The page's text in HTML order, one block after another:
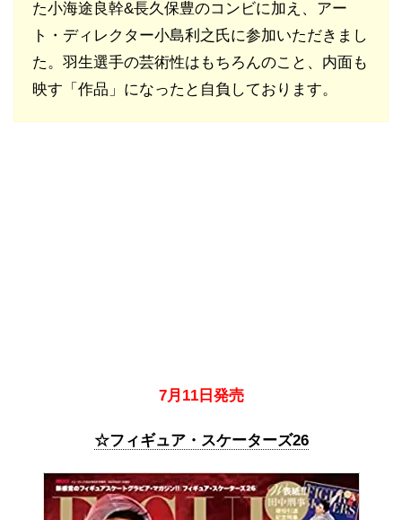
た小海途良幹&長久保豊のコンビに加え、アー
ト・ディレクター小島利之氏に参加いただきまし
た。羽生選手の芸術性はもちろんのこと、内面も
映す「作品」になったと自負しております。
7月11日発売
☆フィギュア・スケーターズ26